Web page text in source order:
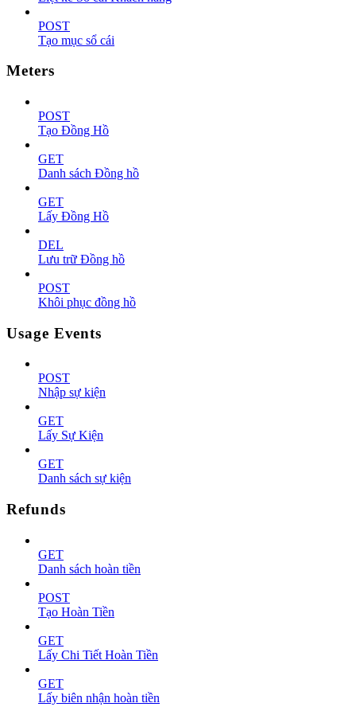
POST
Tạo mục sổ cái
Meters
POST
Tạo Đồng Hồ
GET
Danh sách Đồng hồ
GET
Lấy Đồng Hồ
DEL
Lưu trữ Đồng hồ
POST
Khôi phục đồng hồ
Usage Events
POST
Nhập sự kiện
GET
Lấy Sự Kiện
GET
Danh sách sự kiện
Refunds
GET
Danh sách hoàn tiền
POST
Tạo Hoàn Tiền
GET
Lấy Chi Tiết Hoàn Tiền
GET
Lấy biên nhận hoàn tiền